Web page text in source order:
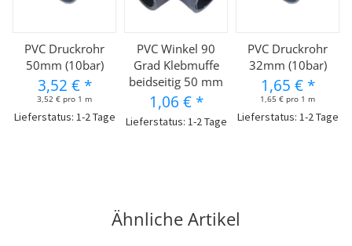
PVC Druckrohr
50mm (10bar)
3,52 € *
3,52 € pro 1 m
Lieferstatus: 1-2 Tage
PVC Winkel 90
Grad Klebmuffe
beidseitig 50 mm
1,06 € *
Lieferstatus: 1-2 Tage
PVC Druckrohr
32mm (10bar)
1,65 € *
1,65 € pro 1 m
Lieferstatus: 1-2 Tage
Ähnliche Artikel